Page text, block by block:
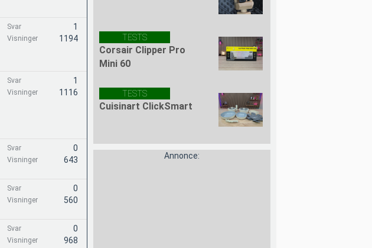
Svar 1
Visninger 1194
Svar 1
Visninger 1116
Svar 0
Visninger 643
Svar 0
Visninger 560
Svar 0
Visninger 968
TESTS
Corsair Clipper Pro
Mini 60
TESTS
Cuisinart ClickSmart
Annonce: